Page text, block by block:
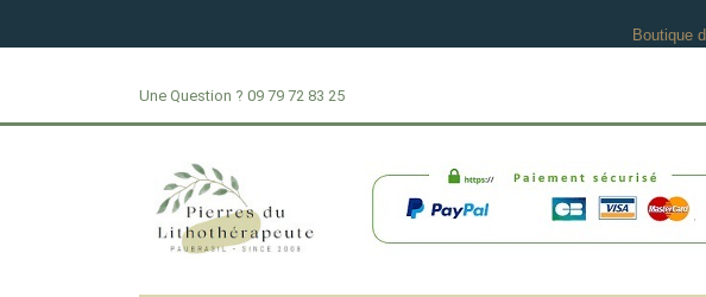
Boutique
Une Question ? 09 79 72 83 25